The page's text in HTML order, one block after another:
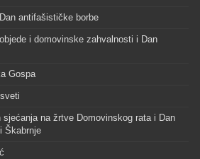
antifašističke borbe
i domovinske zahvalnosti i Dan
Gospa
sjećanja na žrtve Domovinskog rata i Dan
Škabrnje